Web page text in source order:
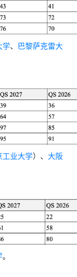
学、
巴黎萨克雷大
工业大学）、 大阪
。